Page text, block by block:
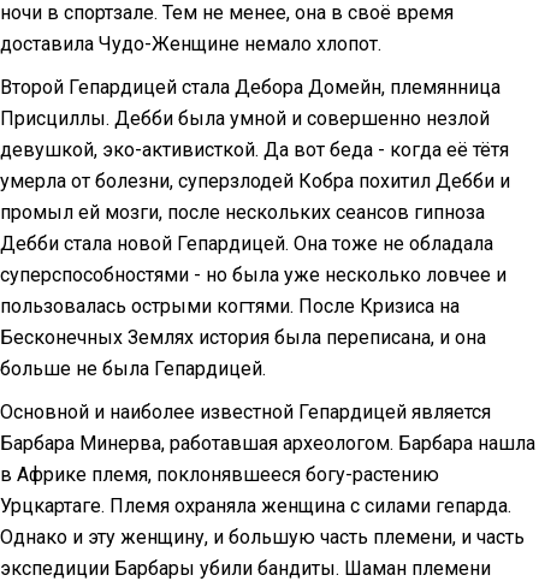
ночи в спортзале. Тем не менее, она в своё время
доставила Чудо-Женщине немало хлопот.
Второй Гепардицей стала Дебора Домейн, племянница
Присциллы. Дебби была умной и совершенно незлой
девушкой, эко-активисткой. Да вот беда - когда её тётя
умерла от болезни, суперзлодей Кобра похитил Дебби и
промыл ей мозги, после нескольких сеансов гипноза
Дебби стала новой Гепардицей. Она тоже не обладала
суперспособностями - но была уже несколько ловчее и
пользовалась острыми когтями. После Кризиса на
Бесконечных Землях история была переписана, и она
больше не была Гепардицей.
Основной и наиболее известной Гепардицей является
Барбара Минерва, работавшая археологом. Барбара нашла
в Африке племя, поклонявшееся богу-растению
Урцкартаге. Племя охраняла женщина с силами гепарда.
Однако и эту женщину, и большую часть племени, и часть
экспедиции Барбары убили бандиты. Шаман племени